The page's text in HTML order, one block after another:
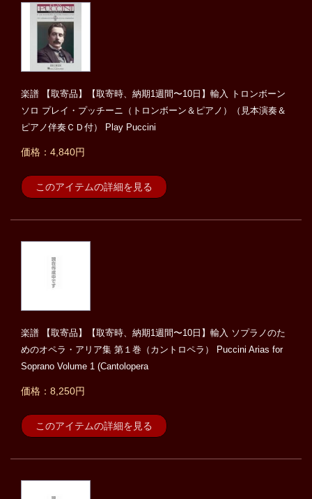
楽譜 【取寄品】【取寄時、納期1週間〜10日】輸入 トロンボーン
ソロ プレイ・プッチーニ（トロンボーン＆ピアノ）（見本演奏＆
ピアノ伴奏ＣＤ付） Play Puccini
価格：4,840円
このアイテムの詳細を見る
楽譜 【取寄品】【取寄時、納期1週間〜10日】輸入 ソプラノのた
めのオペラ・アリア集 第１巻（カントロペラ） Puccini Arias for
Soprano Volume 1 (Cantolopera
価格：8,250円
このアイテムの詳細を見る